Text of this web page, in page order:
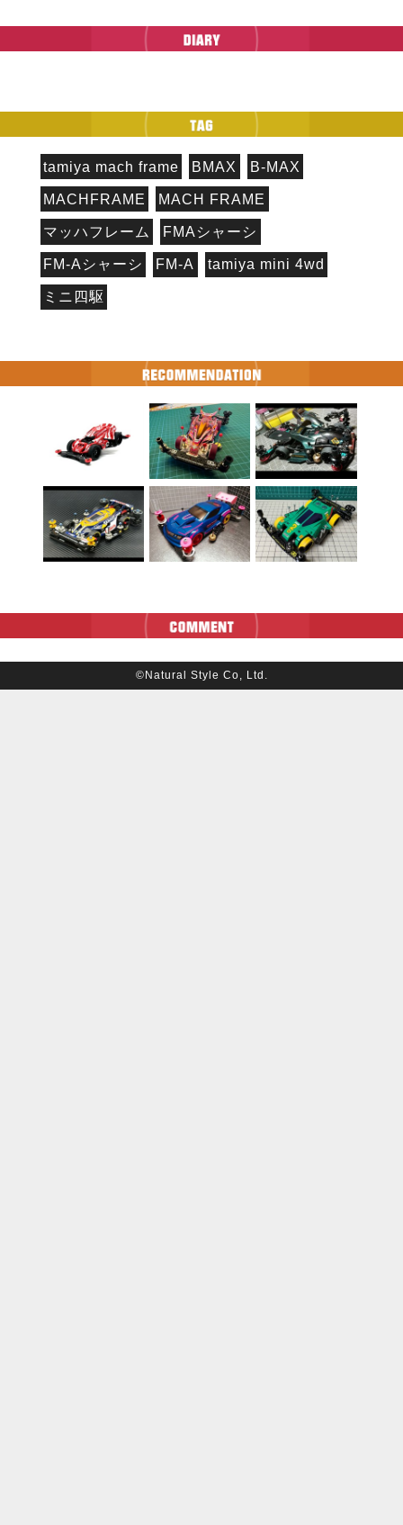
tamiya mach frame BMAX B-MAX
MACHFRAME MACH FRAME
マッハフレーム FMAシャーシ
FM-Aシャーシ FM-A tamiya mini 4wd
ミニ四駆
©Natural Style Co, Ltd.